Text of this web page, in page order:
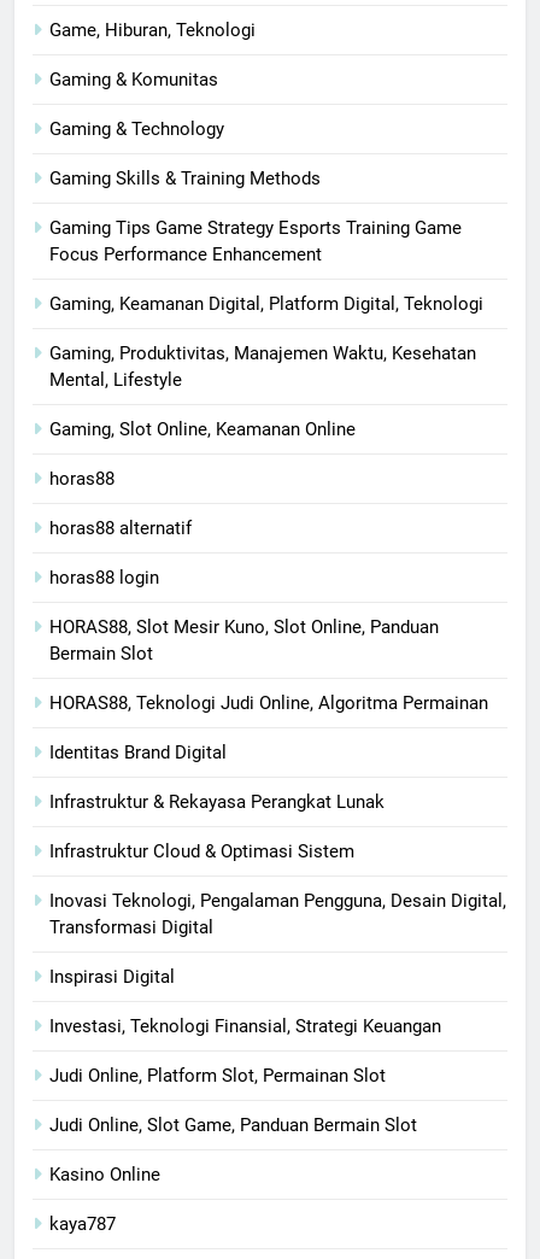
Game, Hiburan, Teknologi
Gaming & Komunitas
Gaming & Technology
Gaming Skills & Training Methods
Gaming Tips Game Strategy Esports Training Game
Focus Performance Enhancement
Gaming, Keamanan Digital, Platform Digital, Teknologi
Gaming, Produktivitas, Manajemen Waktu, Kesehatan
Mental, Lifestyle
Gaming, Slot Online, Keamanan Online
horas88
horas88 alternatif
horas88 login
HORAS88, Slot Mesir Kuno, Slot Online, Panduan
Bermain Slot
HORAS88, Teknologi Judi Online, Algoritma Permainan
Identitas Brand Digital
Infrastruktur & Rekayasa Perangkat Lunak
Infrastruktur Cloud & Optimasi Sistem
Inovasi Teknologi, Pengalaman Pengguna, Desain Digital,
Transformasi Digital
Inspirasi Digital
Investasi, Teknologi Finansial, Strategi Keuangan
Judi Online, Platform Slot, Permainan Slot
Judi Online, Slot Game, Panduan Bermain Slot
Kasino Online
kaya787